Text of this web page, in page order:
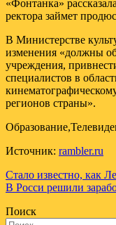
«Фонтанка»
ректора займет
В Министерстве
изменения «должны
учреждения,
специалистов в
регионов страны».
Источник: rambler.ru
Навигация
по
записям
Стало известно, как
В Росси решили
Поиск